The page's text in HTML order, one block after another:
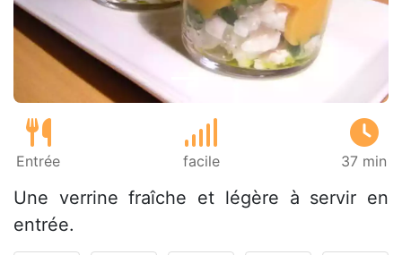
Entrée facile 37 min
Une verrine fraîche et légère à servir en
entrée.